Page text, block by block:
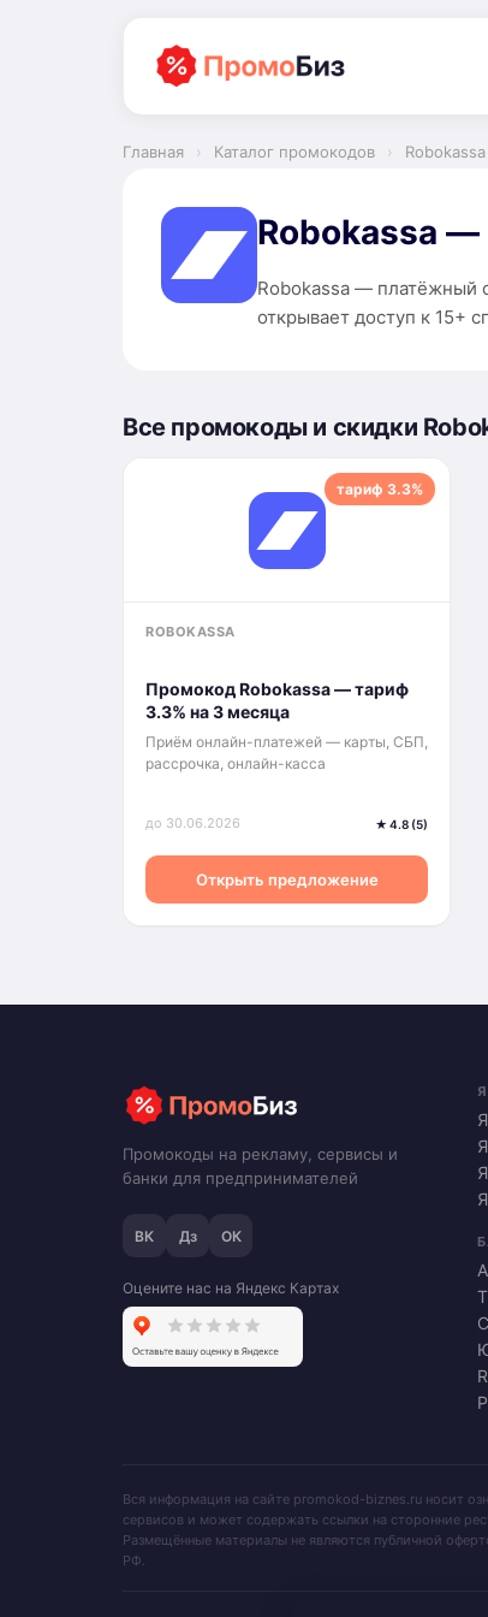
Главная › Каталог промокодов › Robokassa
Robokassa
Robokassa — платёжный
открывает доступ к 15+
Все промокоды и скидки
тариф 3.3%
ROBOKASSA
Промокод Robokassa — тариф
3.3% на 3 месяца
Приём онлайн-платежей — карты, СБП,
рассрочка, онлайн-касса
до 30.06.2026 ★ 4.8 (5)
Открыть предложение
Промокоды на рекламу, сервисы и
банки для предпринимателей
ВК Дз ОК
Оцените нас на Яндекс Картах
Вся информация на сайте promokod-biznes.ru носит
сервисов и может содержать ссылки на сторонние
Размещённые материалы не являются публичной
РФ.